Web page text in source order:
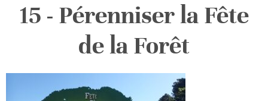
15 - Pérenniser la Fête
de la Forêt